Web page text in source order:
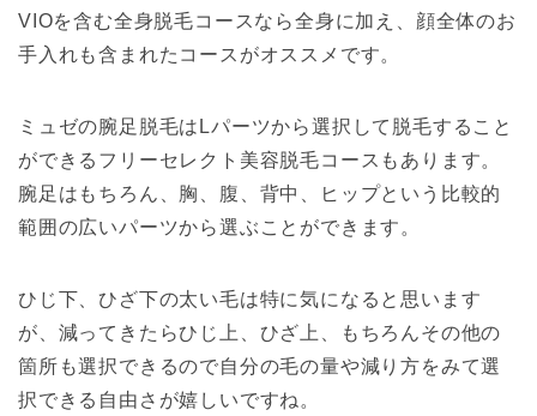
VIOを含む全身脱毛コースなら全身に加え、顔全体のお
手入れも含まれたコースがオススメです。
ミュゼの腕足脱毛はLパーツから選択して脱毛すること
ができるフリーセレクト美容脱毛コースもあります。
腕足はもちろん、胸、腹、背中、ヒップという比較的
範囲の広いパーツから選ぶことができます。
ひじ下、ひざ下の太い毛は特に気になると思います
が、減ってきたらひじ上、ひざ上、もちろんその他の
箇所も選択できるので自分の毛の量や減り方をみて選
択できる自由さが嬉しいですね。